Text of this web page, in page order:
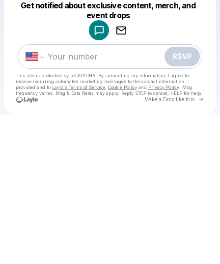
Get notified about exclusive content, merch, and
event drops
RSVP
This site is protected by reCAPTCHA. By submitting my information, I agree to
receive recurring automated marketing messages to the contact information
provided and to Laylo's Terms of Service Cookie Policy and Privacy Policy . Msg
frequency varies. Msg & Data Rates may apply. Reply STOP to cancel, HELP for help.
Make a Drop like this Go
Make a drop like this